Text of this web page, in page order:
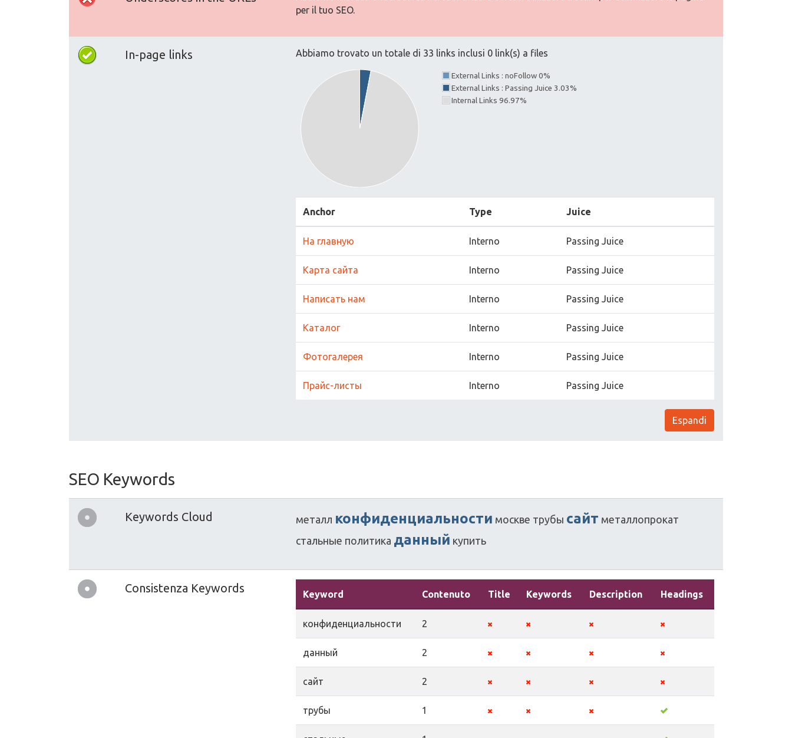
per il tuo SEO.
In-page links Abbiamo trovato un totale di 33 links inclusi 0 link(s) a files
External Links : noFollow 0%
External Links : Passing Juice 3.03%
Internal Links 96.97%
Anchor Type Juice
На главную Interno Passing Juice
Карта сайта Interno Passing Juice
Написать нам Interno Passing Juice
Каталог Interno Passing Juice
Фотогалерея Interno Passing Juice
Прайс-листы Interno Passing Juice
Espandi
SEO Keywords
Keywords Cloud металл конфиденциальности москве трубы сайт металлопрокат
стальные политика данный купить
Consistenza Keywords Keyword Contenuto Title Keywords Description Headings
конфиденциальности 2
данный 2
сайт 2
трубы 1